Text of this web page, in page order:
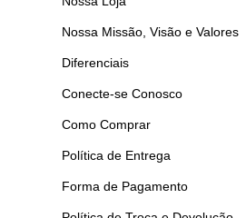
Nossa Missão, Visão e Valores
Diferenciais
Conecte-se Conosco
Como Comprar
Política de Entrega
Forma de Pagamento